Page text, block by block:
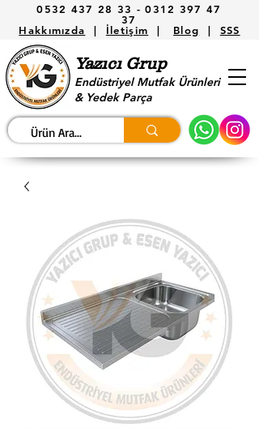
0532 437 28 33 -0312 397 47
37
Hakkımızda | İletişim | Blog | SSS
Yazıcı Grup
Endüstriyel Mutfak Ürünleri
& Yedek Parça